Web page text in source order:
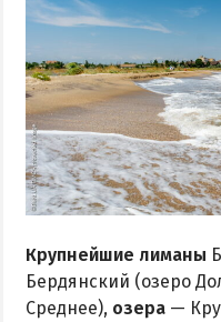
Крупнейшие лиманы
Бердянский (озеро
Среднее), озера —